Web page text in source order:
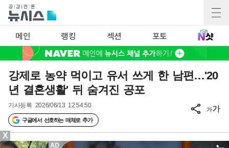
메인 랭킹 섹션 포토
강제로 농약 먹이고 유서 쓰게 한 남편…'20
년 결혼생활' 뒤 숨겨진 공포
기사등록 2026/06/13 12:54:50
구글에서 선호하는 매체로 추가
가가
X